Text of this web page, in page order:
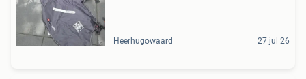
Heerhugowaard 27 jul 26